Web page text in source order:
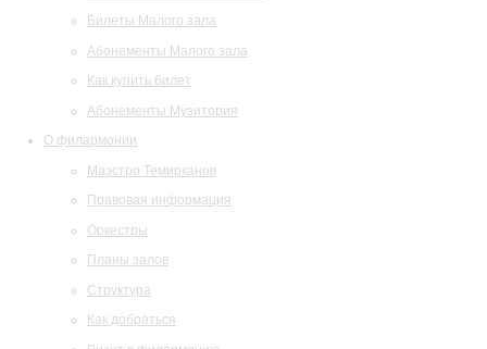
Билеты Малого зала
Абонементы Малого зала
Как купить билет
Абонементы Музитория
О филармонии
Маэстро Темирканов
Правовая информация
Оркестры
Планы залов
Структура
Как добраться